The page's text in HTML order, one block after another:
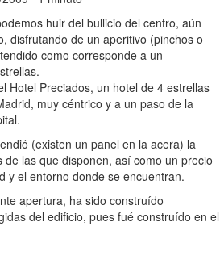
huir del bullicio del centro, aún
disfrutando de un aperitivo (pinchos o
como corresponde a un
Hotel Preciados, un hotel de 4 estrellas
muy céntrico y a un paso de la
(existen un panel en la acera) la
las que disponen, así como un precio
y el entorno donde se encuentran.
apertura, ha sido construído
del edificio, pues fué construído en el